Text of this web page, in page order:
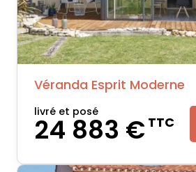
Véranda Esprit Moderne
livré et posé
24 883 €TTC